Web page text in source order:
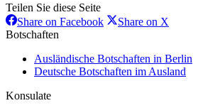
Teilen Sie diese Seite
Share on FacebookShareShare on X
Botschaften
Ausländische Botschaften in Berlin
Deutsche Botschaften im Ausland
Konsulate